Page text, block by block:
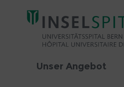
Unser Angebot